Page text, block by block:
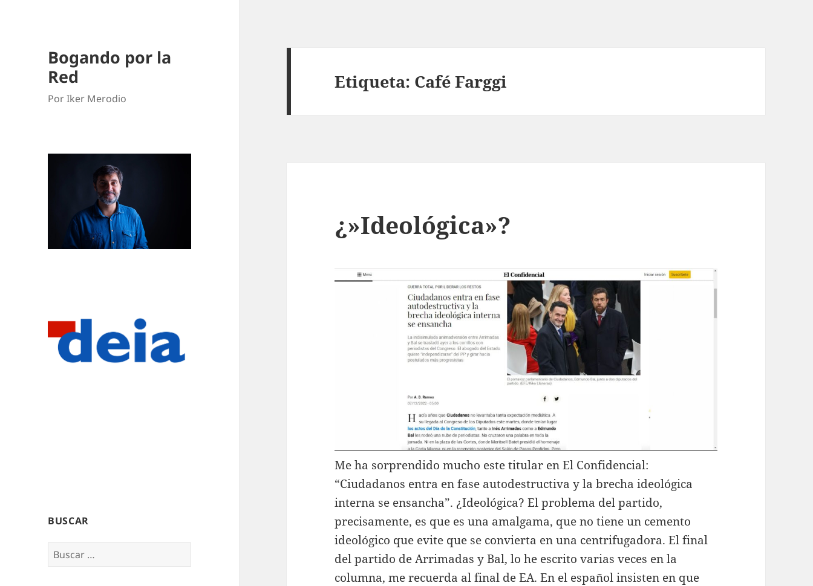
Bogando por la
Red
Por Iker Merodio
BUSCAR
Buscar:
Etiqueta: Café Farggi
¿»Ideológica»?
Me ha sorprendido mucho este titular en El Confidencial:
“Ciudadanos entra en fase autodestructiva y la brecha ideológica
interna se ensancha”. ¿Ideológica? El problema del partido,
precisamente, es que es una amalgama, que no tiene un cemento
ideológico que evite que se convierta en una centrifugadora. El final
del partido de Arrimadas y Bal, lo he escrito varias veces en la
columna, me recuerda al final de EA. En el español insisten en que